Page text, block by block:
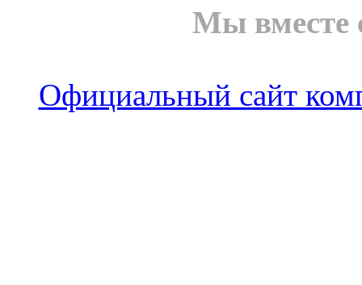
Мы вместе
Официальный сайт